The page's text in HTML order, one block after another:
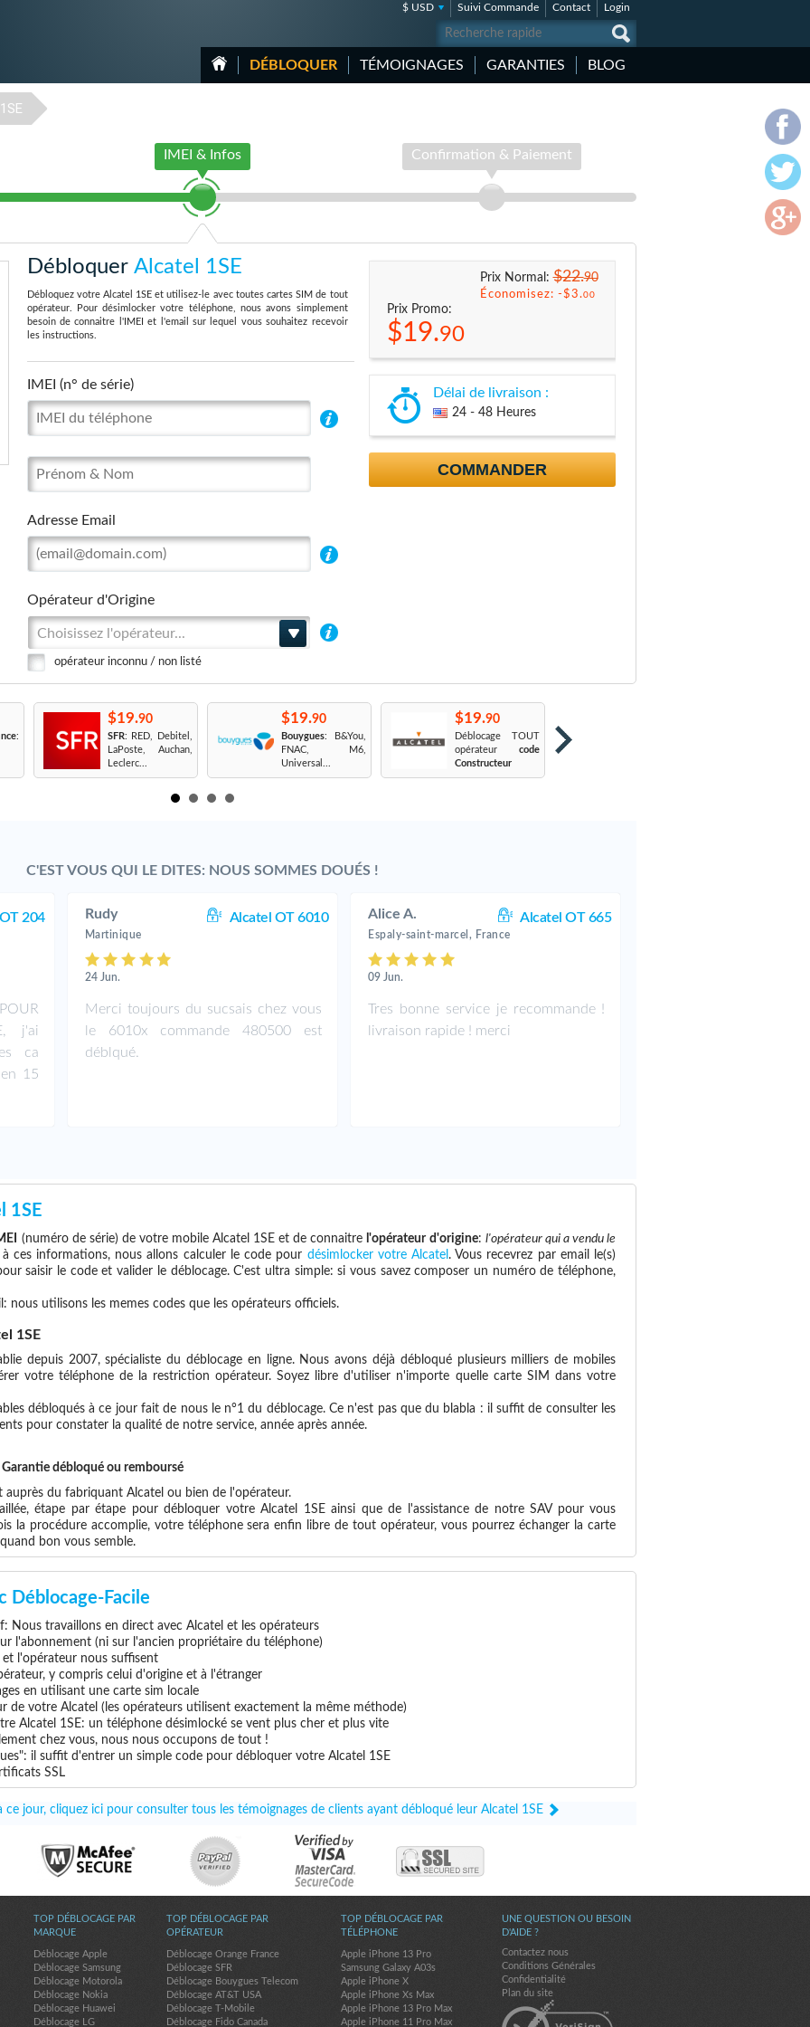
$ USD Suivi Commande Contact Login
DÉBLOQUER TÉMOIGNAGES GARANTIES BLOG
1SE
IMEI & Infos Confirmation & Paiement
Débloquer Alcatel 1SE
Débloquez votre Alcatel 1SE et utilisez-le avec toutes cartes SIM de tout
opérateur. Pour désimlocker votre téléphone, nous avons simplement
besoin de connaitre l'IMEI et l'email sur lequel vous souhaitez recevoir
les instructions.
IMEI (n° de série)
Adresse Email
Opérateur d'Origine
Choisissez l'opérateur...
opérateur inconnu / non listé
Prix Normal:$22.90
Économisez: -$3.00
Prix Promo:
$19.90
Délai de livraison :
24 - 48 Heures
COMMANDER
:
$19.90
SFR: RED, Debitel,
LaPoste, Auchan,
Leclerc...
$19.90
Bouygues: B&You,
FNAC, M6,
Universal...
$19.90
Déblocage TOUT
opérateur code
Constructeur
C'EST VOUS QUI LE DITES: NOUS SOMMES DOUÉS !
204
j'ai
ca
15
Rudy Alcatel OT 6010
Martinique
24 Jun.
Merci toujours du sucsais chez vous
le 6010x commande 480500 est
déblqué.
Alice A. Alcatel OT 665
Espaly-saint-marcel, France
09 Jun.
Tres bonne service je recommande !
livraison rapide ! merci
1SE
(numéro de série) de votre mobile Alcatel 1SE et de connaitre l'opérateur d'origine: l'opérateur qui a vendu le
à ces informations, nous allons calculer le code pour désimlocker votre Alcatel . Vous recevrez par email le(s)
saisir le code et valider le déblocage. C'est ultra simple: si vous savez composer un numéro de téléphone,
nous utilisons les memes codes que les opérateurs officiels.
1SE
depuis 2007, spécialiste du déblocage en ligne. Nous avons déjà débloqué plusieurs milliers de mobiles
votre téléphone de la restriction opérateur. Soyez libre d'utiliser n'importe quelle carte SIM dans votre
débloqués à ce jour fait de nous le n°1 du déblocage. Ce n'est pas que du blabla : il suffit de consulter les
pour constater la qualité de notre service, année après année.
débloqué ou remboursé
du fabriquant Alcatel ou bien de l'opérateur.
étape par étape pour débloquer votre Alcatel 1SE ainsi que de l'assistance de notre SAV pour vous
la procédure accomplie, votre téléphone sera enfin libre de tout opérateur, vous pourrez échanger la carte
bon vous semble.
Déblocage-Facile
Nous travaillons en direct avec Alcatel et les opérateurs
l'abonnement (ni sur l'ancien propriétaire du téléphone)
et l'opérateur nous suffisent
y compris celui d'origine et à l'étranger
en utilisant une carte sim locale
de votre Alcatel (les opérateurs utilisent exactement la même méthode)
Alcatel 1SE: un téléphone désimlocké se vent plus cher et plus vite
chez vous, nous nous occupons de tout !
il suffit d'entrer un simple code pour débloquer votre Alcatel 1SE
SSL
ce jour, cliquez ici pour consulter tous les témoignages de clients ayant débloqué leur Alcatel 1SE
UNE QUESTION OU BESOIN
D'AIDE ?
Contactez nous
Conditions Générales
Confidentialité
Plan du site
TOP DÉBLOCAGE PAR
MARQUE
Déblocage Apple
Déblocage Samsung
Déblocage Motorola
Déblocage Nokia
Déblocage Huawei
Déblocage LG
TOP DÉBLOCAGE PAR
OPÉRATEUR
Déblocage Orange France
Déblocage SFR
Déblocage Bouygues Telecom
Déblocage AT&T USA
Déblocage T-Mobile
Déblocage Fido Canada
TOP DÉBLOCAGE PAR
TÉLÉPHONE
Apple iPhone 13 Pro
Samsung Galaxy A03s
Apple iPhone X
Apple iPhone Xs Max
Apple iPhone 13 Pro Max
Apple iPhone 11 Pro Max